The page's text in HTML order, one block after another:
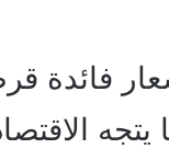
فائدة
يتجه